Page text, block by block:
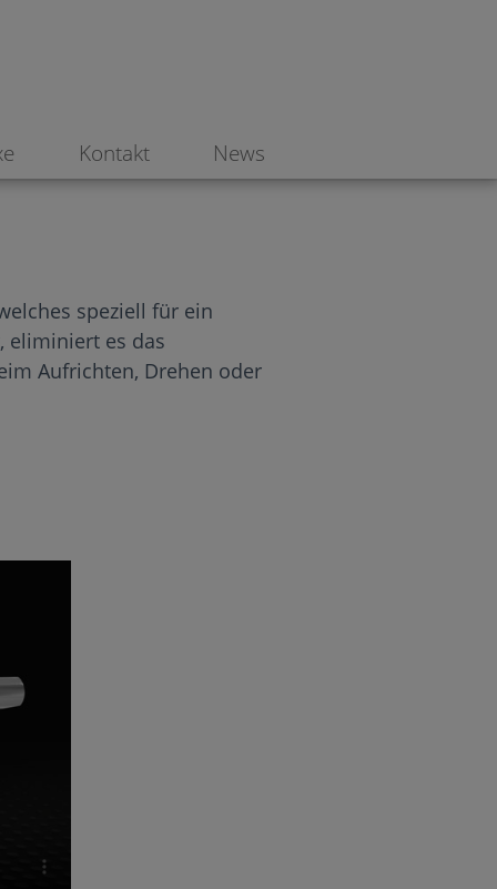
Kontakt News
speziell für ein
eliminiert es das
Aufrichten, Drehen oder